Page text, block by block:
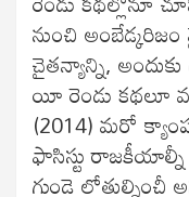
నుంచి అంబేడ్కరిజం
చైతన్యాన్ని,
యీ రెండు కథలూ
(2014) మరో
ఫాసిస్టు రాజకీయాల్నీ
గుండె